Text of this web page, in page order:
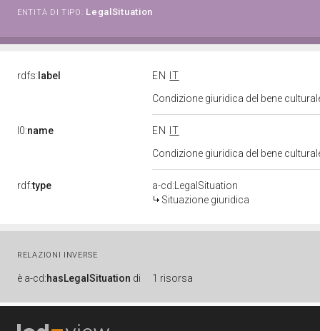
ENTITÀ DI TIPO: LegalSituation
rdfs: label EN
IT
Condizione giuridica del bene
l0:name EN
IT
Condizione giuridica del bene
rdf:type
a-cd:LegalSituation
Situazione giuridica
RELAZIONI INVERSE
è a-cd:hasLegalSituation di 1 risorsa